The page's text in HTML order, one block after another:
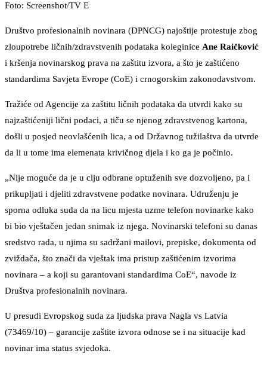
Foto: Screenshot/TV E
Društvo profesionalnih novinara (DPNCG) najoštije protestuje zbog
zloupotrebe ličnih/zdravstvenih podataka koleginice Ane Raičković
i kršenja novinarskog prava na zaštitu izvora, a što je zaštićeno
standardima Savjeta Evrope (CoE) i crnogorskim zakonodavstvom.
Tražiće od Agencije za zaštitu ličnih podataka da utvrdi kako su
najzaštićeniji lični podaci, a tiču se njenog zdravstvenog kartona,
došli u posjed neovlašćenih lica, a od Državnog tužilaštva da utvrde
da li u tome ima elemenata krivičnog djela i ko ga je počinio.
„Nije moguće da je u clju odbrane optuženih sve dozvoljeno, pa i
prikupljati i djeliti zdravstvene podatke novinara. Udruženju je
sporna odluka suda da na licu mjesta uzme telefon novinarke kako
bi bio vještačen jedan snimak iz njega. Novinarski telefoni su danas
sredstvo rada, u njima su sadržani mailovi, prepiske, dokumenta od
zviždača, što znači da vještak ima pristup zaštićenim izvorima
novinara – a koji su garantovani standardima CoE“, navode iz
Društva profesionalnih novinara.
U presudi Evropskog suda za ljudska prava Nagla vs Latvia
(73469/10) – garancije zaštite izvora odnose se i na situacije kad
novinar ima status svjedoka.